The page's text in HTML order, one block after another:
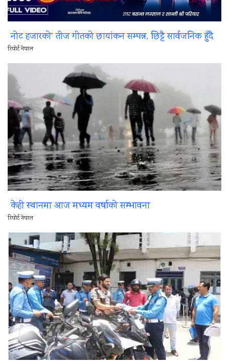
नोट हजारको’ तीज गीतको छायांकन सम्पन्न, छिट्टै सार्वजनिक हुँदै
रिपोर्ट नेपाल
केही स्थानमा आज मध्यम वर्षाको सम्भावना
रिपोर्ट नेपाल